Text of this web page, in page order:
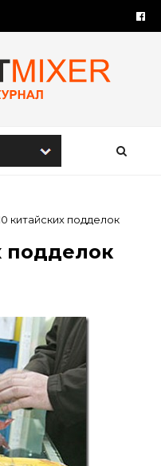
китайских подделок
подделок